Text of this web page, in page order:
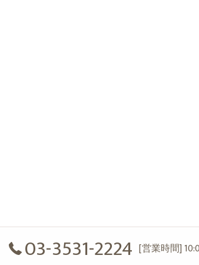
03-3531-2224 [営業時間]